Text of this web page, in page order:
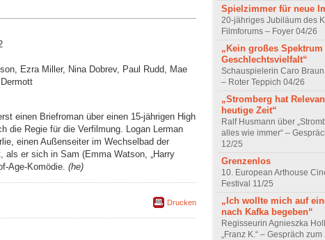
Ezra Miller, Nina Dobrev, Paul Rudd, Mae
einen Briefroman über einen 15-jährigen High
die Regie für die Verfilmung. Logan Lerman
einen Außenseiter im Wechselbad der
er sich in Sam (Emma Watson, „Harry
Age-Komödie. (he)
Drucken
Spielzimmer für neue
20-jähriges Jubiläum des
Filmforums – Foyer 04/26
„Kein großes Spektrum
Geschlechtsvielfalt“
Schauspielerin Caro Braun
– Roter Teppich 04/26
„Stromberg hat
heutige Zeit“
Ralf Husmann über
alles wie immer“ –
12/25
Grenzenlos
10. European Arthouse
Festival 11/25
„Ich wollte mich auf
nach Kafka begeben“
Regisseurin Agnieszka
„Franz K.“ – Gespräch